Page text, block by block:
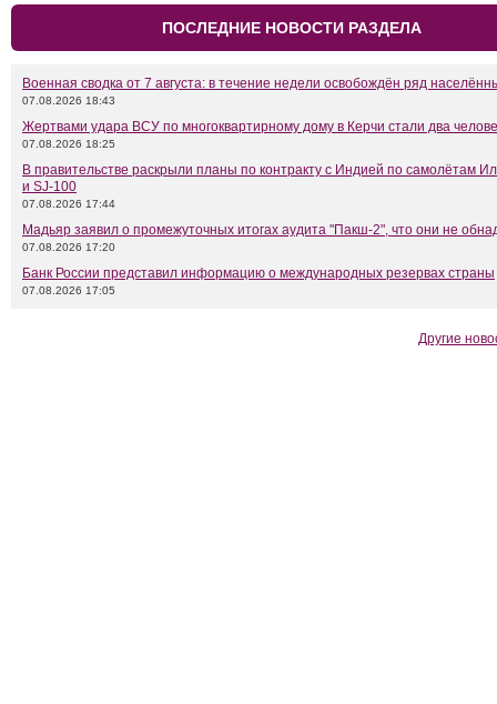
ПОСЛЕДНИЕ НОВОСТИ РАЗДЕЛА
Военная сводка от 7 августа: в течение недели освобождён ряд
07.08.2026 18:43
Жертвами удара ВСУ по многоквартирному дому в Керчи стали два
07.08.2026 18:25
В правительстве раскрыли планы по контракту с Индией по самолётам
и SJ-100
07.08.2026 17:44
Мадьяр заявил о промежуточных итогах аудита "Пакш-2", что они не
07.08.2026 17:20
Банк России представил информацию о международных резервах страны
07.08.2026 17:05
Другие